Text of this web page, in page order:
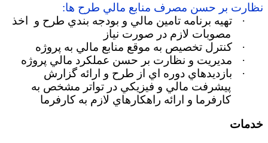
نظارت بر حسن مصرف منابع مالي طرح ها:
·
تهيه برنامه تامين مالي و بودجه بندي طرح و اخذ
مصوبات لازم در صورت نياز
·
كنترل تخصيص به موقع منابع مالي به پروژه
·
مديريت و نظارت بر حسن عملكرد مالي پروژه
·
بازديدهاي دوره اي از طرح و ارائه گزارش
پيشرفت مالي و فيزيكي در تواتر مشخص به
كارفرما و ارائه راهکارهاي لازم به كارفرما
خدمات